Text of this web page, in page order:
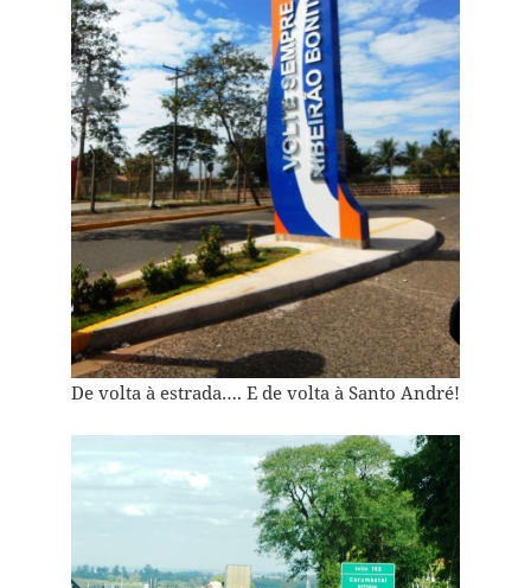
De volta à estrada…. E de volta à Santo André!